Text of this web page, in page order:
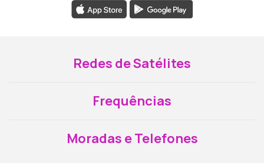
Redes de Satélites
Frequências
Moradas e Telefones